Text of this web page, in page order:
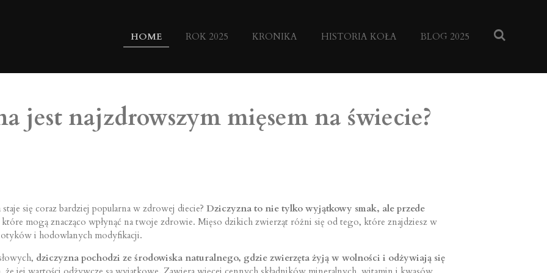
HOME ROK 2025 KRONIKA HISTORIA KOŁA BLOG 2025
jest najzdrowszym mięsem na świecie?
się coraz bardziej popularna w zdrowej diecie? Dziczyzna to nie tylko wyjątkowy smak, ale przede
które mogą znacząco wpłynąć na twoje zdrowie. Mięso dzikich zwierząt różni się od tego, które znajdziesz w
i hodowlanych modyfikacji.
dziczyzna pochodzi ze środowiska naturalnego, gdzie zwierzęta żyją w wolności i odżywiają się